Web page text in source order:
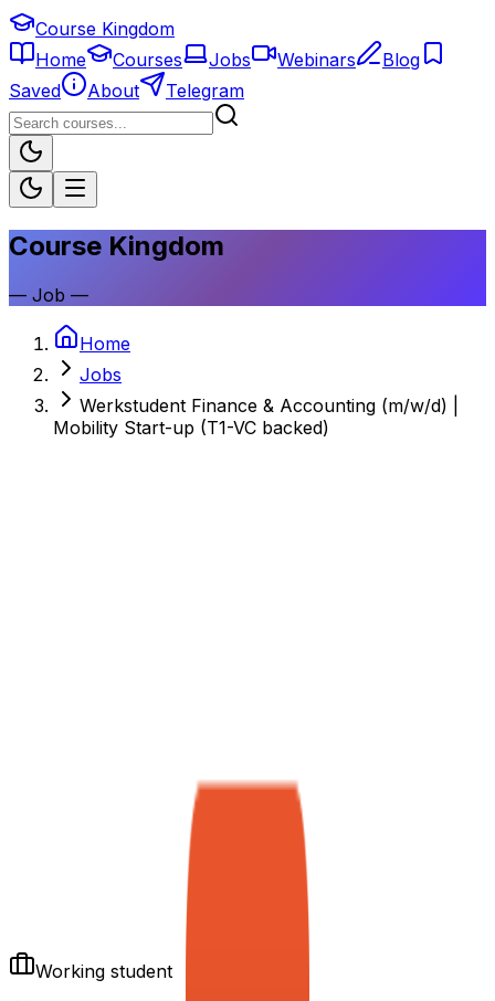
Course Kingdom
Home
Courses Jobs Webinars
Blog
Saved
About Telegram
Course Kingdom
— Job —
Home
Jobs
Werkstudent Finance & Accounting (m/w/d) |
Mobility Start-up (T1-VC backed)
Working student